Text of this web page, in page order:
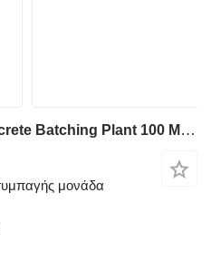
Constmach Compact Concrete Batching Plant 100 M3/H
μονάδα